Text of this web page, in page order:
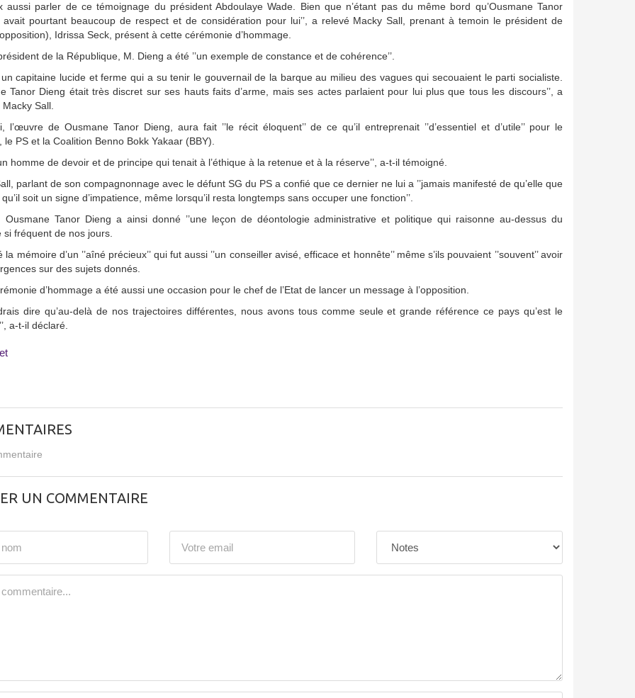
aussi parler de ce témoignage du président Abdoulaye Wade. Bien que n’étant pas du même bord qu’Ousmane Tanor
avait pourtant beaucoup de respect et de considération pour lui’’, a relevé Macky Sall, prenant à temoin le président de
Idrissa Seck, présent à cette cérémonie d’hommage.
de la République, M. Dieng a été ’’un exemple de constance et de cohérence’’.
un capitaine lucide et ferme qui a su tenir le gouvernail de la barque au milieu des vagues qui secouaient le parti socialiste.
Tanor Dieng était très discret sur ses hauts faits d’arme, mais ses actes parlaient pour lui plus que tous les discours’’, a
Sall.
l’œuvre de Ousmane Tanor Dieng, aura fait ’’le récit éloquent’’ de ce qu’il entreprenait ’’d’essentiel et d’utile’’ pour le
le PS et la Coalition Benno Bokk Yakaar (BBY).
homme de devoir et de principe qui tenait à l’éthique à la retenue et à la réserve’’, a-t-il témoigné.
parlant de son compagnonnage avec le défunt SG du PS a confié que ce dernier ne lui a ’’jamais manifesté de qu’elle que
soit un signe d’impatience, même lorsqu’il resta longtemps sans occuper une fonction’’.
Ousmane Tanor Dieng a ainsi donné ’’une leçon de déontologie administrative et politique qui raisonne au-dessus du
si fréquent de nos jours.
mémoire d’un ’’aîné précieux’’ qui fut aussi ’’un conseiller avisé, efficace et honnête’’ même s’ils pouvaient ’’souvent’’ avoir
sur des sujets donnés.
d’hommage a été aussi une occasion pour le chef de l’Etat de lancer un message à l’opposition.
dire qu’au-delà de nos trajectoires différentes, nous avons tous comme seule et grande référence ce pays qu’est le
a-t-il déclaré.
UN COMMENTAIRE